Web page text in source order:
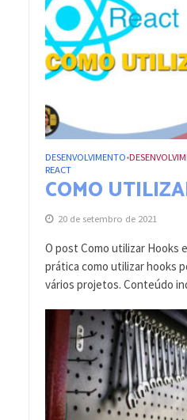
DESENVOLVIMENTO•
REACT
COMO
20 de setembro de 2021
O post Como utilizar Hooks
prática como utilizar hooks
vários projetos. Conteúdo